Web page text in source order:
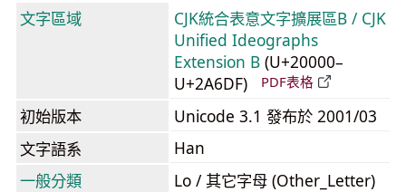
文字區域
CJK統合表意文字擴展區B / CJK
Unified Ideographs
Extension B (U+20000–
U+2A6DF)
PDF表格
初始版本
Unicode 3.1 發布於 2001/03
文字語系
Han
一般分類
Lo / 其它字母 (Other_Letter)